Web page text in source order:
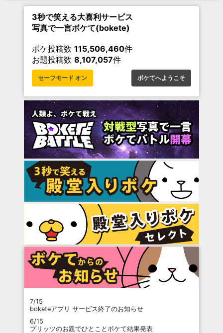
3秒で笑える大喜利サービス
写真で一言ボケて(bokete)
ボケ投稿数 115,506,460件
お題投稿数 8,107,057件
セーフモード オン ボケてへようこそ
7/15
boketeアプリ サービス終了のお知らせ
6/15
プリッツのお題でひとことボケて結果発表